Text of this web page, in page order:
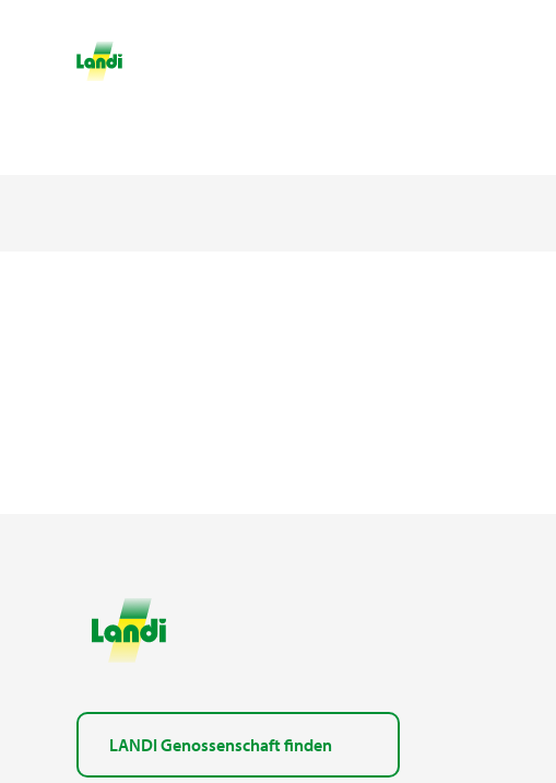
LANDI Genossenschaft finden